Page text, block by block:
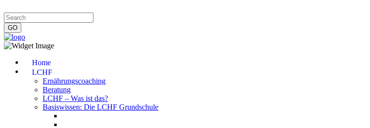
Home
LCHF
Ernährungscoaching
Beratung
LCHF – Was ist das?
Basiswissen: Die LCHF Grundschule